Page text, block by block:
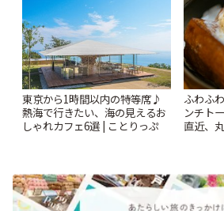
東京から1時間以内の特等席♪
熱海で行きたい、海の見えるお
しゃれカフェ6選 | ことりっぷ
ふわふ
ンチト
直近、